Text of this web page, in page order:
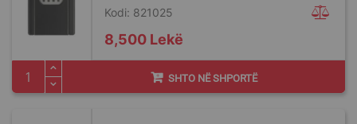
Kodi: 821025
8,500 Lekë
SHTO NË SHPORTË